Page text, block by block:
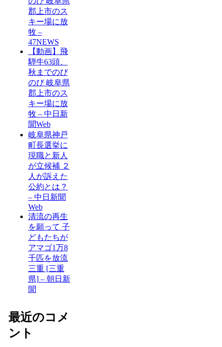
郡上市のス
キー場に放
牧 –
47NEWS
【動画】飛
騨牛63頭、
秋までのび
のび 岐阜県
郡上市のス
キー場に放
牧 – 中日新
聞Web
岐阜県神戸
町長選挙に
現職と新人
が立候補 ２
人が訴えた
公約とは？
– 中日新聞
Web
清流の再生
を願って 子
どもたちが
アマゴ1万8
千匹を放流
三重 [三重
県] – 朝日新
聞
最近のコメ
ント